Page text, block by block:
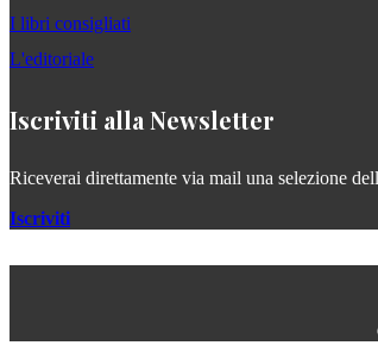
I libri consigliati
L'editoriale
Iscriviti alla Newsletter
Riceverai direttamente via mail una selezione
Iscriviti